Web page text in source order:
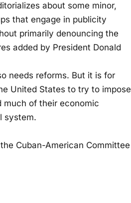
about some minor,
that engage in publicity
primarily denouncing the
added by President Donald
needs reforms. But it is for
United States to try to impose
much of their economic
system.
Cuban-American Committee